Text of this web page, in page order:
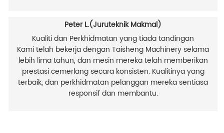
Peter L.(Juruteknik Makmal)
Kualiti dan Perkhidmatan yang tiada tandingan
Kami telah bekerja dengan Taisheng Machinery selama
lebih lima tahun, dan mesin mereka telah memberikan
prestasi cemerlang secara konsisten. Kualitinya yang
terbaik, dan perkhidmatan pelanggan mereka sentiasa
responsif dan membantu.